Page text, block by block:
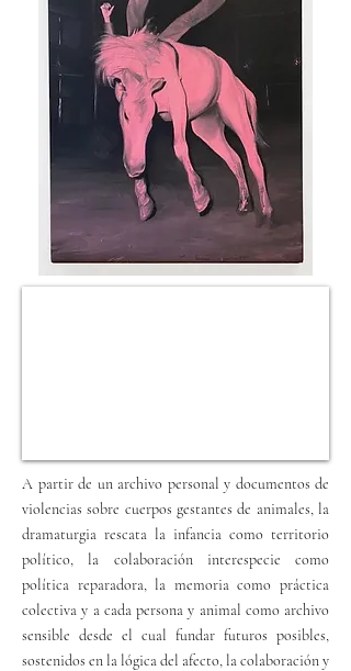
A partir de un archivo personal y documentos de
violencias sobre cuerpos gestantes de animales, la
dramaturgia rescata la infancia como territorio
político, la colaboración interespecie como
política reparadora, la memoria como práctica
colectiva y a cada persona y animal como archivo
sensible desde el cual fundar futuros posibles,
sostenidos en la lógica del afecto, la colaboración y